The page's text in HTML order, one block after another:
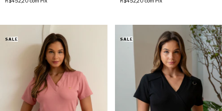
materiais e modelagem. Marcas reconhecidas como JalecoChic
oferecem tecidos tecnológicos, alta durabilidade, variedade e troca
facilitada. Como cuidar do scrub feminino para aumentar sua
durabilidade? Lave à mão ou em ciclo delicado com água fria e sabão
neutro. Evite alvejantes, seque à sombra e passe em temperatura média
para preservar seu scrub. Sofisticação e tecnologia: renove seu scrub
feminino Encontre o scrub feminino que traduz seu estilo, realçando sua
presença profissional com elegância, conforto absoluto e tecnologia
têxtil de ponta. Explore também nossa inovadora linha New Tech e